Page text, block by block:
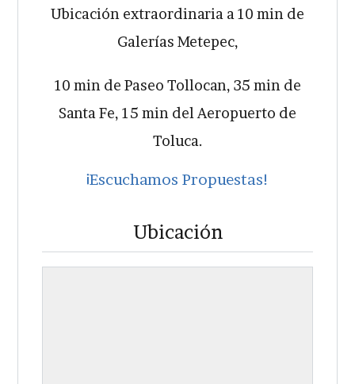
Ubicación extraordinaria a 10 min de
Galerías Metepec,
10 min de Paseo Tollocan, 35 min de
Santa Fe, 15 min del Aeropuerto de
Toluca.
¡Escuchamos Propuestas!
Ubicación